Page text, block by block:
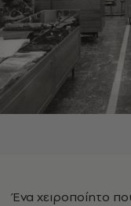
Ένα χειροποίητο πουκάμισο μπορεί να ξεκινά από 90